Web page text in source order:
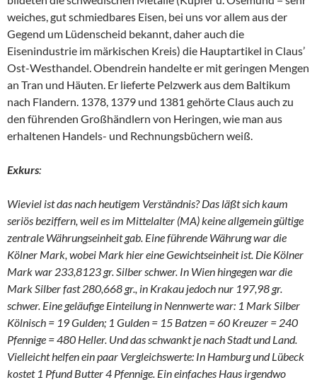
weiches, gut schmiedbares Eisen, bei uns vor allem aus der
Gegend um Lüdenscheid bekannt, daher auch die
Eisenindustrie im märkischen Kreis) die Hauptartikel in Claus’
Ost-Westhandel. Obendrein handelte er mit geringen Mengen
an Tran und Häuten. Er lieferte Pelzwerk aus dem Baltikum
nach Flandern. 1378, 1379 und 1381 gehörte Claus auch zu
den führenden Großhändlern von Heringen, wie man aus
erhaltenen Handels- und Rechnungsbüchern weiß.
Exkurs:
Wieviel ist das nach heutigem Verständnis? Das läßt sich kaum
seriös beziffern, weil es im Mittelalter (MA) keine allgemein gültige
zentrale Währungseinheit gab. Eine führende Währung war die
Kölner Mark, wobei Mark hier eine Gewichtseinheit ist. Die Kölner
Mark war 233,8123 gr. Silber schwer. In Wien hingegen war die
Mark Silber fast 280,668 gr., in Krakau jedoch nur 197,98 gr.
schwer. Eine geläufige Einteilung in Nennwerte war: 1 Mark Silber
Kölnisch = 19 Gulden; 1 Gulden = 15 Batzen = 60 Kreuzer = 240
Pfennige = 480 Heller. Und das schwankt je nach Stadt und Land.
Vielleicht helfen ein paar Vergleichswerte: In Hamburg und Lübeck
kostet 1 Pfund Butter 4 Pfennige. Ein einfaches Haus irgendwo